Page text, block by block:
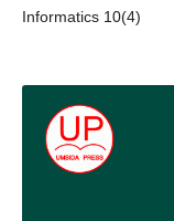
Informatics 10(4)